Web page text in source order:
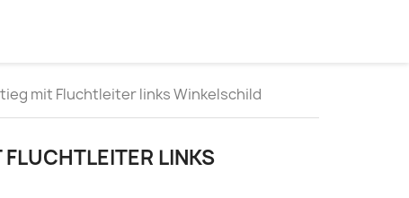
mit Fluchtleiter links Winkelschild
LINKS